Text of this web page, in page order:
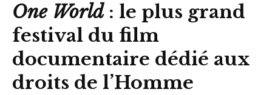
One World: le plus grand
festival du film
documentaire dédié aux
droits de l’Homme